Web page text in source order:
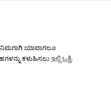
ಯಾವಾಗಲೂ
ಕಳುಹಿಸಲುಇಲ್ಲಿ ಒತ್ತಿ.